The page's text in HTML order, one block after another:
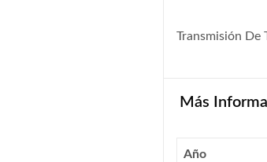
Transmisión De
Más
Año